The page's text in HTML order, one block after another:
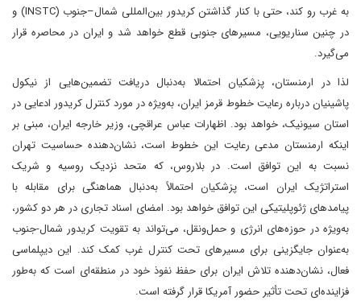
به غرب رو کند، حتی با کنار گذاشتن کریدور بین‌المللی شمال–جنوب (INSTC) و
در چنین سناریویی، مسیرهای جنوبی قطع خواهد شد و ایران در محاصره قرار
می‌گیرد.
لذا در ارمنستان، پزشکیان احتمالا به‌دنبال دریافت تضمین‌هایی از نیکول
پاشینیان درباره رعایت خطوط قرمز ایران، به‌ویژه در مورد کنترل کریدور ادعایی در
استان سیونیک، خواهد بود. اظهارات عباس عراقچی، وزیر خارجه ایران، مبنی بر
اینکه ارمنستان مدعی رعایت این خطوط است، نشان‌دهنده حساسیت تهران
نسبت به این توافق است. در بلاروس، که متحد نزدیک روسیه و شریک
استراتژیک ایران است، پزشکیان احتمالاً به‌دنبال هماهنگی برای مقابله با
پیامدهای ژئوپلیتیکی این توافق خواهد بود. امضای اسناد تجاری در هر دو کشور،
به‌ویژه در حوزه‌های انرژی و حمل‌ونقل، می‌تواند به تقویت کریدور شمال-جنوب
به‌عنوان جایگزینی برای مسیرهای تحت کنترل غرب کمک کند. این دیپلماسی
فعال، نشان‌دهنده تلاش ایران برای حفظ نفوذ خود در منطقه‌ای است که به‌طور
فزاینده‌ای تحت تأثیر حضور آمریکا قرار گرفته است.